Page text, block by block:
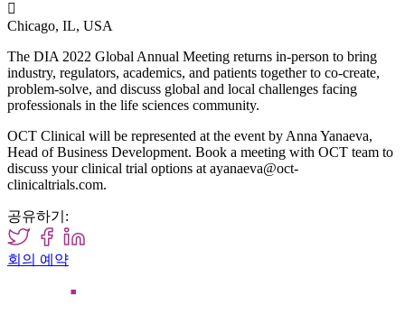

Chicago, IL, USA
The DIA 2022 Global Annual Meeting returns in-person to bring
industry, regulators, academics, and patients together to co-create,
problem-solve, and discuss global and local challenges facing
professionals in the life sciences community.
OCT Clinical will be represented at the event by Anna Yanaeva,
Head of Business Development. Book a meeting with OCT team to
discuss your clinical trial options at ayanaeva@oct-
clinicaltrials.com.
공유하기:
회의 예약